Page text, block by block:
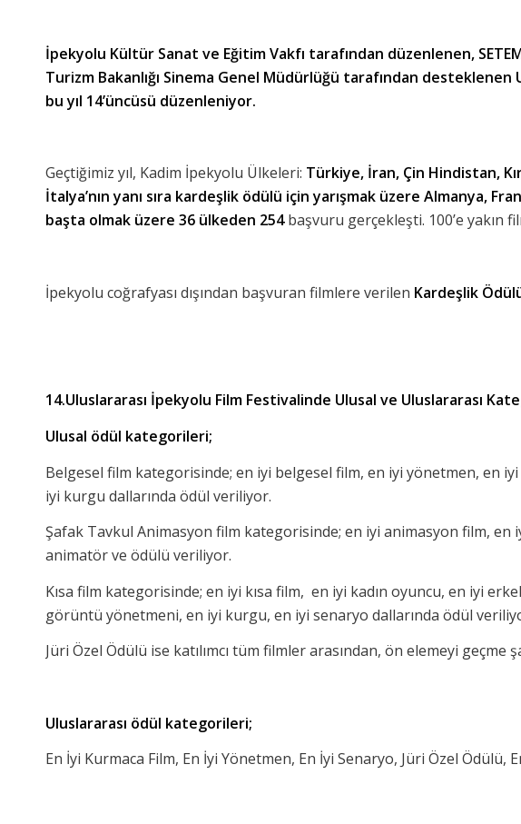
İpekyolu Kültür Sanat ve Eğitim Vakfı tarafından düzenlenen,
Turizm Bakanlığı Sinema Genel Müdürlüğü tarafından desteklenen
bu yıl 14’üncüsü düzenleniyor.
Geçtiğimiz yıl, Kadim İpekyolu Ülkeleri: Türkiye, İran, Çin Hindistan,
İtalya’nın yanı sıra kardeşlik ödülü için yarışmak üzere Almanya,
başta olmak üzere 36 ülkeden 254başvuru gerçekleşti. 100’e yakın
İpekyolu coğrafyası dışından başvuran filmlere verilen Kardeşlik
14.Uluslararası İpekyolu Film Festivalinde Ulusal ve Uluslararası
Ulusal ödül kategorileri;
Belgesel film kategorisinde; en iyi belgesel film, en iyi yönetmen, en
iyi kurgu dallarında ödül veriliyor.
Şafak Tavkul Animasyon film kategorisinde; en iyi animasyon film, en
animatör ve ödülü veriliyor.
Kısa film kategorisinde; en iyi kısa film, en iyi kadın oyuncu, en iyi
görüntü yönetmeni, en iyi kurgu, en iyi senaryo dallarında ödül
Jüri Özel Ödülü ise katılımcı tüm filmler arasından, ön elemeyi geçme
Uluslararası ödül kategorileri;
En İyi Kurmaca Film, En İyi Yönetmen, En İyi Senaryo, Jüri Özel Ödülü,